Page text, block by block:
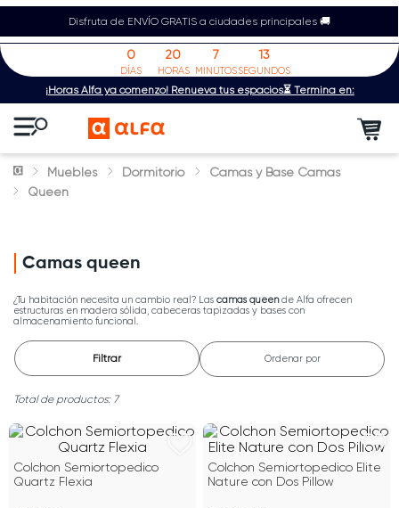
Disfruta de ENVÍO GRATIS a ciudades principales 🚚
¡Horas Alfa ya comenzó! Renueva tus espacios⏳ Termina en:
0
DÍAS
20
HORAS
7
MINUTOS
13
SEGUNDOS
Muebles Dormitorio
Camas y Base Camas
Queen
Camas queen
¿Tu habitación necesita un cambio real? Las camas queende Alfa ofrecen
estructuras en madera sólida, cabeceras tapizadas y bases con
almacenamiento funcional.
Filtrar Ordenar por
7
Colchon Semiortopedico
Quartz Flexia
Colchon Semiortopedico Elite
Nature con Dos Pillow